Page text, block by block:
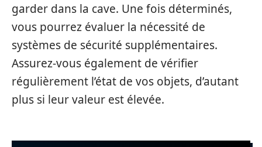
garder dans la cave. Une fois déterminés,
vous pourrez évaluer la nécessité de
systèmes de sécurité supplémentaires.
Assurez-vous également de vérifier
régulièrement l’état de vos objets, d’autant
plus si leur valeur est élevée.